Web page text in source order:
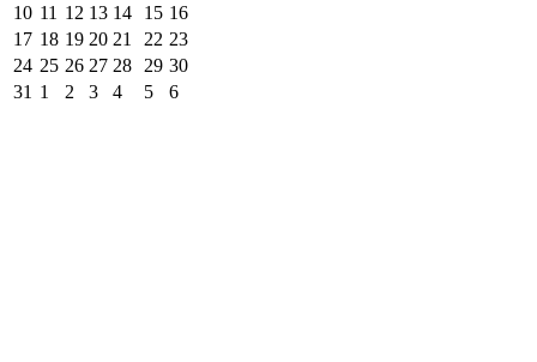
10 11 12 13 14 15 16
17 18 19 20 21 22 23
24 25 26 27 28 29 30
31 1 2 3 4 5 6